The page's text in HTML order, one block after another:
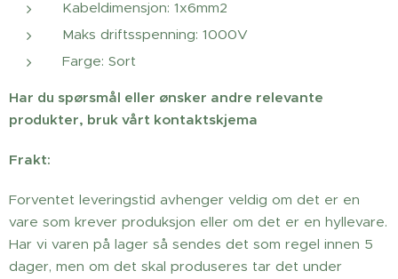
Kabeldimensjon: 1x6mm2
Maks driftsspenning: 1000V
Farge: Sort
Har du spørsmål eller ønsker andre relevante
produkter, bruk vårt kontaktskjema
Frakt:
Forventet leveringstid avhenger veldig om det er en
vare som krever produksjon eller om det er en hyllevare.
Har vi varen på lager så sendes det som regel innen 5
dager, men om det skal produseres tar det under